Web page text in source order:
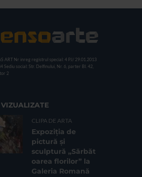
ART Nr inreg registrul special: 4 PJ/ 29.01.2013
Sediu social: Str. Delfinului, Nr. 6, parter Bl. 42,
2
CLIPA DE ARTA
Expoziția de
pictură și
sculptură „Sărbăt
oarea florilor” la
Galeria Romană